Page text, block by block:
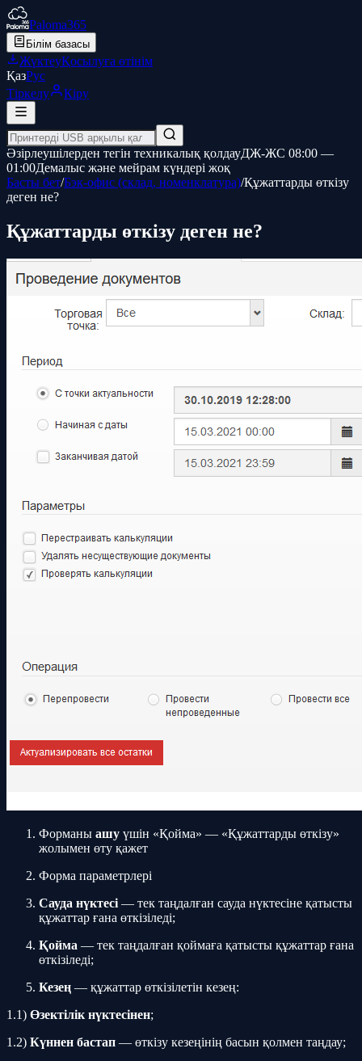
Paloma365
Білім базасы
ЖүктеуҚосылуға өтінім
ҚазРус
Тіркелу
Кіру
Әзірлеушілерден тегін техникалық қолдауДЖ-ЖС 08:00 —
01:00Демалыс және мейрам күндері жоқ
Басты бет/Бэк-офис (склад, номенклатура)/Құжаттарды өткізу
деген не?
Құжаттарды өткізу деген не?
Форманы ашу үшін «Қойма» — «Құжаттарды өткізу»
жолымен өту қажет
Форма параметрлері
Сауда нүктесі — тек таңдалған сауда нүктесіне қатысты
құжаттар ғана өткізіледі;
Қойма — тек таңдалған қоймаға қатысты құжаттар ғана
өткізіледі;
Кезең — құжаттар өткізілетін кезең:
1.1) Өзектілік нүктесінен;
1.2) Күннен бастап — өткізу кезеңінің басын қолмен таңдау;